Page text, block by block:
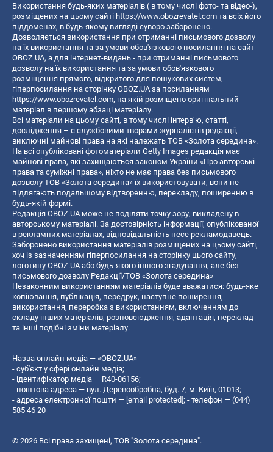
Використання будь-яких матеріалів ( в тому числі фото- та відео-),
розміщених на цьому сайті https://www.obozrevatel.com та всіх його
піддоменах, в будь-якому вигляді суворо заборонено.
Дозволяється використання при отриманні письмового дозволу
на їх використання та за умови обов'язкового посилання на сайт
OBOZ.UA, а для інтернет-видань - при отриманні письмового
дозволу на їх використання та за умови обов'язкового
розміщення прямого, відкритого для пошукових систем,
гіперпосилання на сторінку OBOZ.UA за посиланням
https://www.obozrevatel.com, на якій розміщено оригінальний
матеріал в першому абзаці матеріалу.
Всі матеріали на цьому сайті, в тому числі інтерв’ю, статті,
дослідження – є службовими творами журналістів редакції,
виключні майнові права на які належать ТОВ «Золота середина».
На всі опубліковані фотоматеріали Getty Images редакція має
майнові права, які захищаються законом України «Про авторські
права та суміжні права», ніхто не має права без письмового
дозволу ТОВ «Золота середина» їх використовувати, вони не
підлягають подальшому відтворенню, перекладу, поширенню в
будь-якій формі.
Редакція OBOZ.UA може не поділяти точку зору, викладену в
авторському матеріалі. За достовірність інформації, опублікованої
в рекламних матеріалах, відповідальність несе рекламодавець.
Заборонено використання матеріалів розміщених на цьому сайті,
хоч із зазначенням гіперпосилання на сторінку цього сайту,
логотипу OBOZ.UA або будь-якого іншого згадування, але без
письмового дозволу Редакції/ТОВ «Золота середина»
Незаконним використанням матеріалів буде вважатися: будь-яке
копiювання, публiкацiя, передрук, наступне поширення,
використання, переробка з використанням, включенням до
складу інших матеріалів, розповсюдження, адаптація, переклад
та інші подібні зміни матеріалу.
Назва онлайн медіа — «OBOZ.UA»
- суб'єкт у сфері онлайн медіа;
- ідентифікатор медіа — R40-06156;
- поштова адреса — вул. Деревообробна, буд. 7, м. Київ, 01013;
- адреса електронної пошти — [email protected]; - телефон — (044)
585 46 20
© 2026 Всі права захищені, ТОВ "Золота середина".